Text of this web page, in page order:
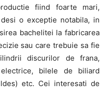
fiind foarte mari,
o exceptie notabila, in
bachelitei la fabricarea
sau care trebuie sa fie
discurilor de frana,
bilele de biliard
etc. Cei interesati de